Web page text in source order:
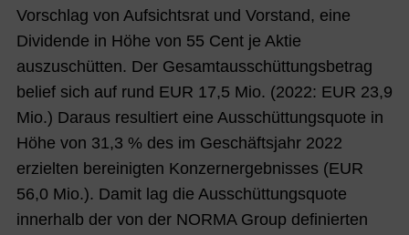
Vorschlag von Aufsichtsrat und Vorstand, eine
Dividende in Höhe von 55 Cent je Aktie
auszuschütten. Der Gesamtausschüttungsbetrag
belief sich auf rund EUR 17,5 Mio. (2022: EUR 23,9
Mio.) Daraus resultiert eine Ausschüttungsquote in
Höhe von 31,3 % des im Geschäftsjahr 2022
erzielten bereinigten Konzernergebnisses (EUR
56,0 Mio.). Damit lag die Ausschüttungsquote
innerhalb der von der NORMA Group definierten